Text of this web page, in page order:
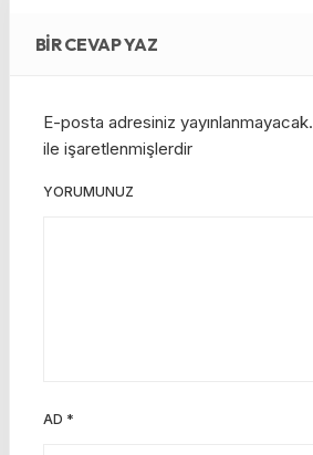
BIR CEVAP YAZ
E-posta adresiniz yayınlanmayacak.
ile işaretlenmişlerdir
YORUMUNUZ
AD *